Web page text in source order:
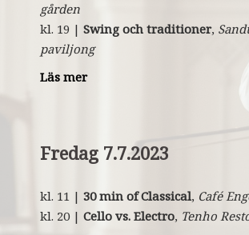
gården
kl. 19 | Swing och traditioner,
paviljong
Läs mer
Fredag 7.7.2023
kl. 11 | 30 min of Classical, Café
kl. 20 | Cello vs. Electro, Tenho